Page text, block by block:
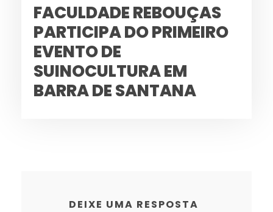
FACULDADE REBOUÇAS
PARTICIPA DO PRIMEIRO
EVENTO DE
SUINOCULTURA EM
BARRA DE SANTANA
DEIXE UMA RESPOSTA